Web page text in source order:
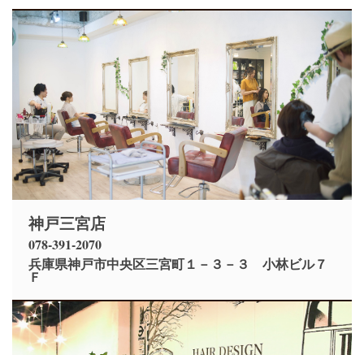
神戸三宮店
078-391-2070
兵庫県神戸市中央区三宮町１－３－３ 小林ビル７
Ｆ